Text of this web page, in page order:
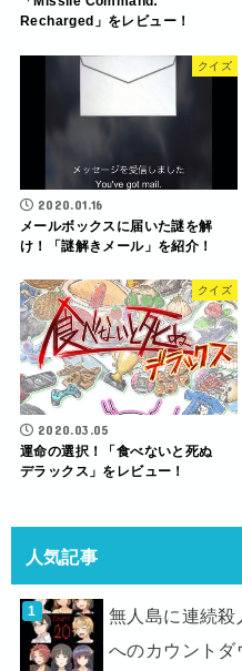
Recharged」をレビュー！
クイズ
2020.01.16
メールボックスに届いた謎を解
け！「謎解きメール」を紹介！
クイズ
2020.03.05
運命の選択！「食べないと死ぬ
デラックス」をレビュー！
人気記事
無人島に連続
へのカウントダ